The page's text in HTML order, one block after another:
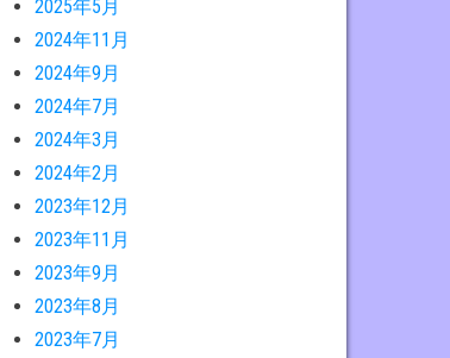
2025年5月
2024年11月
2024年9月
2024年7月
2024年3月
2024年2月
2023年12月
2023年11月
2023年9月
2023年8月
2023年7月